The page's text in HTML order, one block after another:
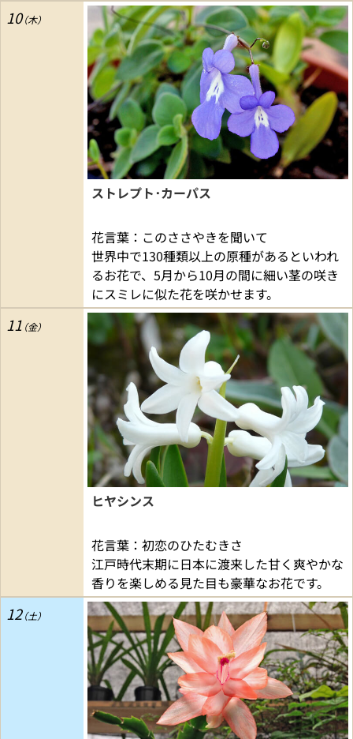
10
ストレプト･カーパス
花言葉：このささやきを聞いて
世界中で130種類以上の原種があるといわれ
るお花で、5月から10月の間に細い茎の咲き
にスミレに似た花を咲かせます。
11
ヒヤシンス
花言葉：初恋のひたむきさ
江戸時代末期に日本に渡来した甘く爽やかな
香りを楽しめる見た目も豪華なお花です。
12